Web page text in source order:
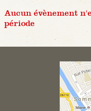
Aucun évènement
période